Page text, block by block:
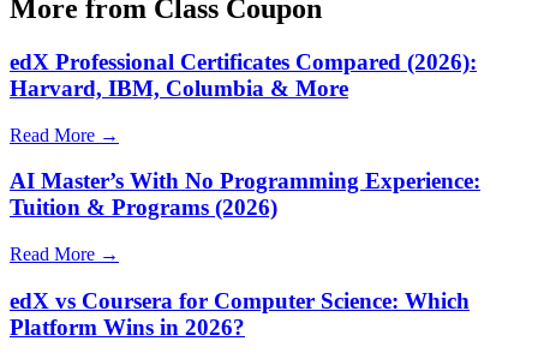
More from Class Coupon
edX Professional Certificates Compared (2026):
Harvard, IBM, Columbia & More
Read More →
AI Master’s With No Programming Experience:
Tuition & Programs (2026)
Read More →
edX vs Coursera for Computer Science: Which
Platform Wins in 2026?